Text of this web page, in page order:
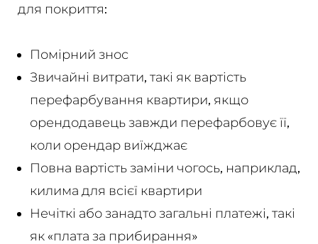
для покриття:
Помірний знос
Звичайні витрати, такі як вартість
перефарбування квартири, якщо
орендодавець завжди перефарбовує її,
коли орендар виїжджає
Повна вартість заміни чогось, наприклад,
килима для всієї квартири
Нечіткі або занадто загальні платежі, такі
як «плата за прибирання»